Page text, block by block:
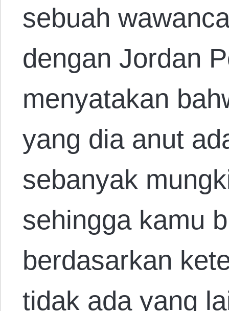
sebuah
dengan Jordan
menyatakan
yang dia anut
sebanyak
sehingga kamu
berdasarkan
tidak ada yang